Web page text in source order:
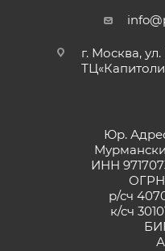
г. Москва,
Юр.
ИНН
ОГРН
р/сч
к/сч